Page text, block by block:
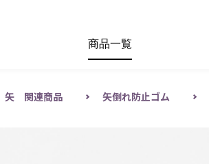
商品一覧
矢 関連商品 矢倒れ防止ゴム